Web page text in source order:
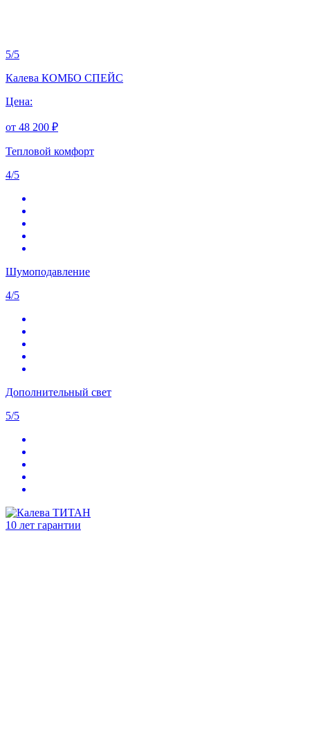
5/5
Калева КОМБО СПЕЙС
Цена:
от 48 200 ₽
Тепловой комфорт
4/5
Шумоподавление
4/5
Дополнительный свет
5/5
10 лет гарантии